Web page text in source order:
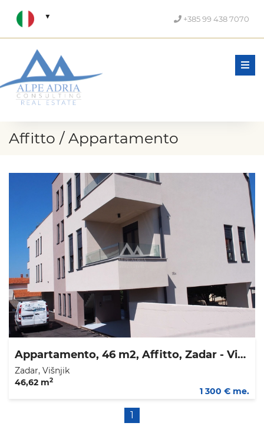
+385 99 438 7070
Affitto / Appartamento
Appartamento, 46 m2, Affitto, Zadar - Višnjik
Zadar, Višnjik
46,62 m2
1 300 € me.
1